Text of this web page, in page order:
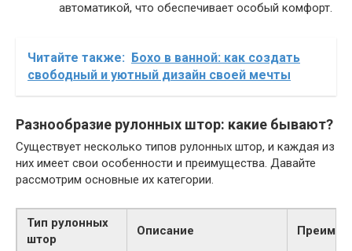
автоматикой, что обеспечивает особый комфорт.
Читайте также: Бохо в ванной: как создать
свободный и уютный дизайн своей мечты
Разнообразие рулонных штор: какие бывают?
Существует несколько типов рулонных штор, и каждая из
них имеет свои особенности и преимущества. Давайте
рассмотрим основные их категории.
Тип рулонных
штор
Описание